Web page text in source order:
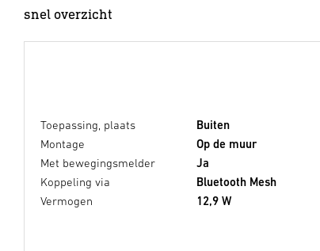
snel overzicht
Toepassing, plaats
Buiten
Montage
Op de muur
Met bewegingsmelder
Ja
Koppeling via
Bluetooth Mesh
Vermogen
12,9 W